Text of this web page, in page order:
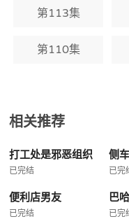
第113集
第110集
相关推荐
打工处是邪恶组织
已完结
侧
已完
便利店男友
已完结 已完